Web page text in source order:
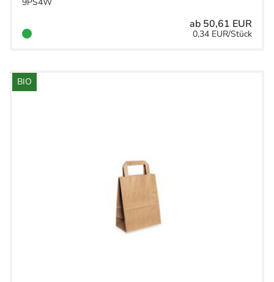
ab 50,61 EUR
0,34 EUR/Stück
BIO